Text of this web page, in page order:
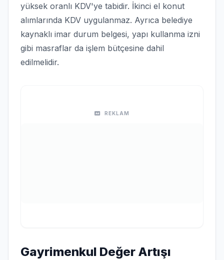
yüksek oranlı KDV'ye tabidir. İkinci el konut
alımlarında KDV uygulanmaz. Ayrıca belediye
kaynaklı imar durum belgesi, yapı kullanma izni
gibi masraflar da işlem bütçesine dahil
edilmelidir.
REKLAM
Gayrimenkul Değer Artışı